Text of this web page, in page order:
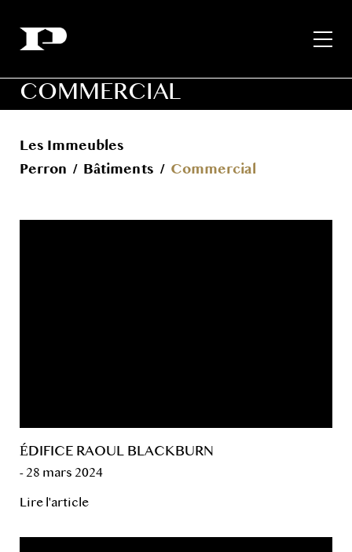
COMMERCIAL
Les Immeubles
Perron / Bâtiments / Commercial
ÉDIFICE RAOUL BLACKBURN
- 28 mars 2024
Lire l'article